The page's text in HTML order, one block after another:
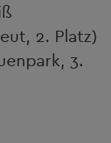
2. Platz)
3.